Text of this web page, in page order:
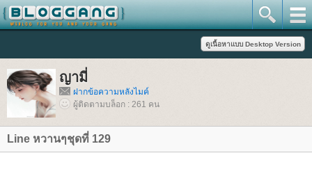
ญามี่
ฝากข้อความหลังไมค์
ผู้ติดตามบล็อก : 261 คน
Line หวานๆชุดที่ 129